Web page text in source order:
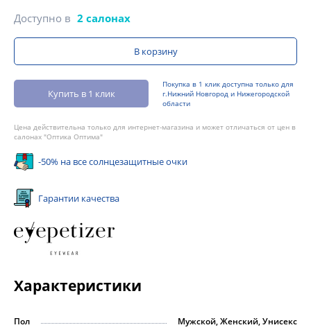
Доступно в 2 салонах
В корзину
Купить в 1 клик
Покупка в 1 клик доступна только для
г.Нижний Новгород и Нижегородской
области
Цена действительна только для интернет-магазина и может отличаться от цен в
салонах "Оптика Оптима"
-50% на все солнцезащитные очки
Гарантии качества
Характеристики
Пол
Мужской, Женский, Унисекс